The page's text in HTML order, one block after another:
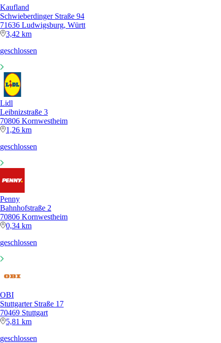
Kaufland
Schwieberdinger Straße 94
71636 Ludwigsburg, Württ
3,42 km
geschlossen
Lidl
Leibnizstraße 3
70806 Kornwestheim
1,26 km
geschlossen
Penny
Bahnhofstraße 2
70806 Kornwestheim
0,34 km
geschlossen
OBI
Stuttgarter Straße 17
70469 Stuttgart
5,81 km
geschlossen